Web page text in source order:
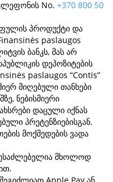
No. +370 800 50
პროდუქტი და
paslaugos
ბანკს, მას არ
დეპოზიტების
paslaugos “Contis”
მიღებული თანხები
ნებისმიერი
დაცული იქნას
პრეტენზიებისგან.
მოქმედების ვადა
მხოლოდ